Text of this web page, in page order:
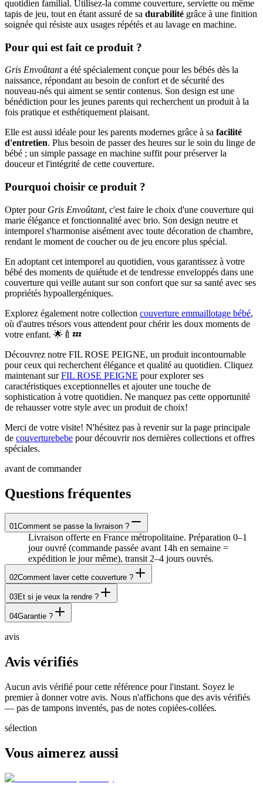
quotidien familial. Utilisez-la comme couverture, serviette ou même
tapis de jeu, tout en étant assuré de sa durabilité grâce à une finition
soignée qui résiste aux usages répétés et au lavage en machine.
Pour qui est fait ce produit ?
Gris Envoûtanta été spécialement conçue pour les bébés dès la
naissance, répondant au besoin de confort et de sécurité des
nouveau-nés qui aiment se sentir contenus. Son design est une
bénédiction pour les jeunes parents qui recherchent un produit à la
fois pratique et esthétiquement plaisant.
Elle est aussi idéale pour les parents modernes grâce à sa facilité
d'entretien. Plus besoin de passer des heures sur le soin du linge de
bébé ; un simple passage en machine suffit pour préserver la
douceur et l'intégrité de cette couverture.
Pourquoi choisir ce produit ?
Opter pour Gris Envoûtant, c'est faire le choix d'une couverture qui
marie élégance et fonctionnalité avec brio. Son design neutre et
intemporel s'harmonise aisément avec toute décoration de chambre,
rendant le moment de coucher ou de jeu encore plus spécial.
En adoptant cet intemporel au quotidien, vous garantissez à votre
bébé des moments de quiétude et de tendresse enveloppés dans une
couverture qui veille autant sur son confort que sur sa santé avec ses
propriétés hypoallergéniques.
Explorez également notre collection couverture emmaillotage bébé,
où d'autres trésors vous attendent pour chérir les doux moments de
votre enfant. 🌟🍼💤
Découvrez notre FIL ROSE PEIGNE, un produit incontournable
pour ceux qui recherchent élégance et qualité au quotidien. Cliquez
maintenant surFIL ROSE PEIGNE pour explorer ses
caractéristiques exceptionnelles et ajouter une touche de
sophistication à votre quotidien. Ne manquez pas cette opportunité
de rehausser votre style avec un produit de choix!
Merci de votre visite! N'hésitez pas à revenir sur la page principale
de couverturebebe pour découvrir nos dernières collections et offres
spéciales.
avant de commander
Questions fréquentes
01Comment se passe la livraison ?
Livraison offerte en France métropolitaine. Préparation 0–1
jour ouvré (commande passée avant 14h en semaine =
expédition le jour même), transit 2–4 jours ouvrés.
02Comment laver cette couverture ?
03Et si je veux la rendre ?
04Garantie ?
avis
Avis vérifiés
Aucun avis vérifié pour cette référence pour l'instant. Soyez le
premier à donner votre avis. Nous n'affichons que des avis vérifiés
— pas de tampons inventés, pas de notes copiées-collées.
sélection
Vous aimerez aussi